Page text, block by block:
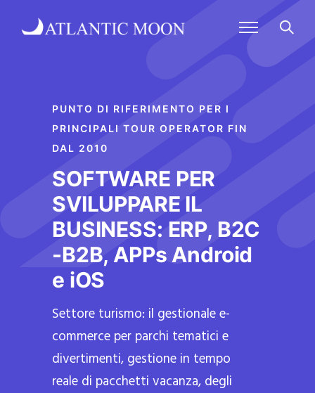
PUNTO DI RIFERIMENTO PER I
PRINCIPALI TOUR OPERATOR FIN
DAL 2010
SOFTWARE PER
SVILUPPARE IL
BUSINESS: ERP, B2C
-B2B, APPs Android
e iOS
Settore turismo: il gestionale e-
commerce per parchi tematici e
divertimenti, gestione in tempo
reale di pacchetti vacanza, degli